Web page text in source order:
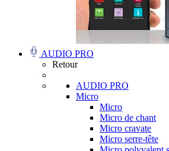
AUDIO PRO
Retour
AUDIO PRO
Micro
Micro
Micro de chant
Micro cravate
Micro serre-tête